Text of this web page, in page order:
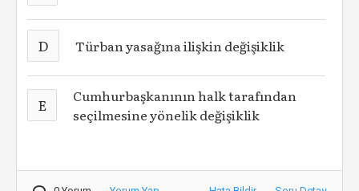
D Türban yasağına ilişkin değişiklik
E Cumhurbaşkanının halk tarafından
seçilmesine yönelik değişiklik